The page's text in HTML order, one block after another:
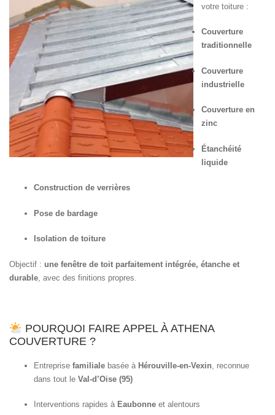
votre toiture :
Couverture
traditionnelle
Couverture
industrielle
Couverture en
zinc
Étanchéité
liquide
Construction de verrières
Pose de bardage
Isolation de toiture
Objectif : une fenêtre de toit parfaitement intégrée, étanche et
durable , avec des finitions propres.
POURQUOI FAIRE APPEL À ATHENA
COUVERTURE ?
Entreprise familiale basée à Hérouville-en-Vexin , reconnue
dans tout le Val-d’Oise (95)
Interventions rapides à Eaubonne et alentours